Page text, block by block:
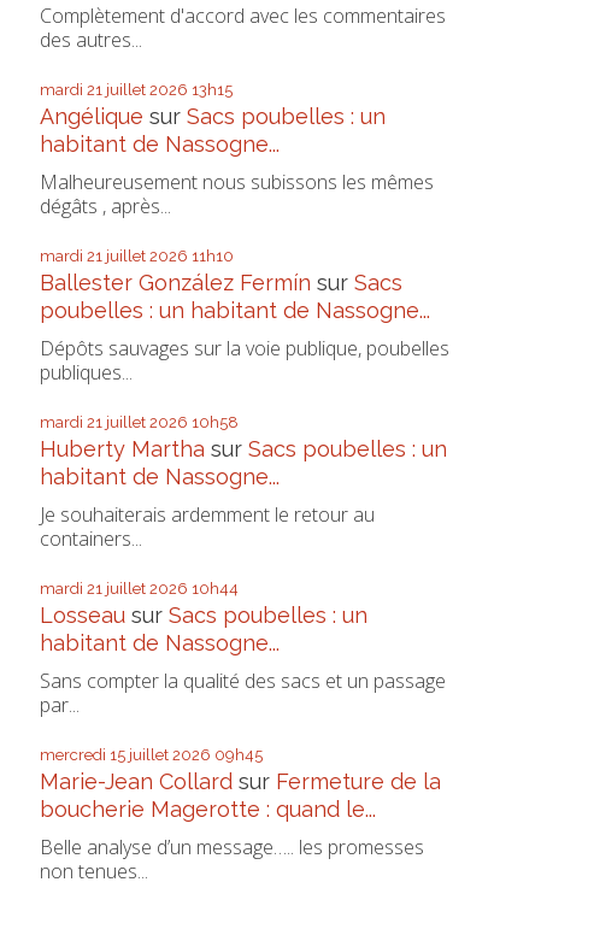
Complètement d'accord avec les commentaires
des autres...
mardi 21 juillet 2026 13h15
Angélique surSacs poubelles : un
habitant de Nassogne...
Malheureusement nous subissons les mêmes
dégâts , après...
mardi 21 juillet 2026 11h10
Ballester González Fermín surSacs
poubelles : un habitant de Nassogne...
Dépôts sauvages sur la voie publique, poubelles
publiques...
mardi 21 juillet 2026 10h58
Huberty Martha surSacs poubelles : un
habitant de Nassogne...
Je souhaiterais ardemment le retour au
containers...
mardi 21 juillet 2026 10h44
Losseau surSacs poubelles : un
habitant de Nassogne...
Sans compter la qualité des sacs et un passage
par...
mercredi 15 juillet 2026 09h45
Marie-Jean Collard sur Fermeture de la
boucherie Magerotte : quand le...
Belle analyse d’un message….. les promesses
non tenues...